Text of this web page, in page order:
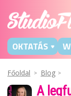
OKTATÁS
Főoldal Blog
A